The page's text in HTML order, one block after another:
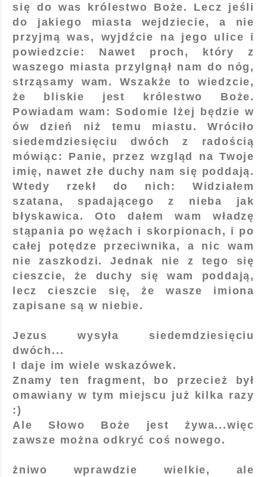
się do was królestwo Boże. Lecz jeśli
do jakiego miasta wejdziecie, a nie
przyjmą was, wyjdźcie na jego ulice i
powiedzcie: Nawet proch, który z
waszego miasta przylgnął nam do nóg,
strząsamy wam. Wszakże to wiedzcie,
że bliskie jest królestwo Boże.
Powiadam wam: Sodomie lżej będzie w
ów dzień niż temu miastu. Wróciło
siedemdziesięciu dwóch z radością
mówiąc: Panie, przez wzgląd na Twoje
imię, nawet złe duchy nam się poddają.
Wtedy rzekł do nich: Widziałem
szatana, spadającego z nieba jak
błyskawica. Oto dałem wam władzę
stąpania po wężach i skorpionach, i po
całej potędze przeciwnika, a nic wam
nie zaszkodzi. Jednak nie z tego się
cieszcie, że duchy się wam poddają,
lecz cieszcie się, że wasze imiona
zapisane są w niebie.
Jezus wysyła siedemdziesięciu
dwóch...
I daje im wiele wskazówek.
Znamy ten fragment, bo przecież był
omawiany w tym miejscu już kilka razy
:)
Ale Słowo Boże jest żywa...więc
zawsze można odkryć coś nowego.
żniwo wprawdzie wielkie, ale